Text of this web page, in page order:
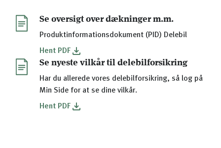
Se oversigt over dækninger m.m.
Produktinformationsdokument (PID) Delebil
Hent PDF
Se nyeste vilkår til delebilforsikring
Har du allerede vores delebilforsikring, så log på
Min Side for at se dine vilkår.
Hent PDF